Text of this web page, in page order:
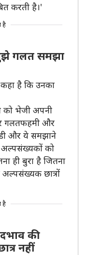
करती है।'
है
गलत समझा
है कि उनका
को भेजी अपनी
गलतफहमी और
और ये समझाने
अल्पसंख्यकों को
ही बुरा है जितना
छात्रों
है
की
नहीं